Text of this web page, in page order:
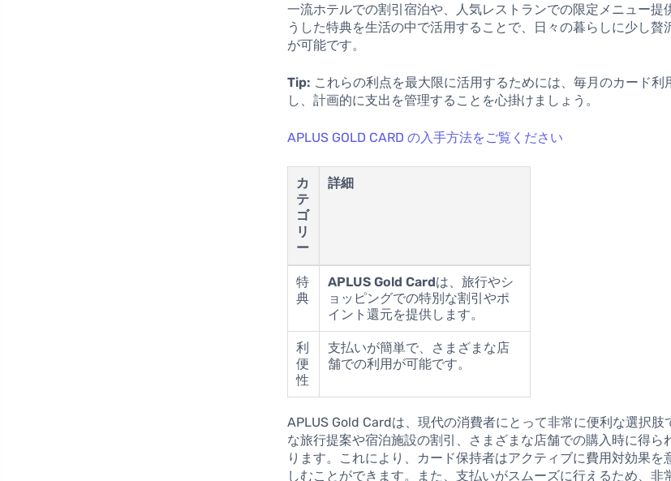
一流ホテルでの割引宿泊や、人気レストランでの限定メニュー提
うした特典を生活の中で活用することで、日々の暮らしに少し贅
が可能です。
Tip: これらの利点を最大限に活用するためには、毎月のカード利
し、計画的に支出を管理することを心掛けましょう。
APLUS GOLD CARD の入手方法をご覧ください
カ
テ
ゴ
リ
ー
詳細
特
典
APLUS Gold Cardは、旅行やシ
ョッピングでの特別な割引やポ
イント還元を提供します。
利
便
性
支払いが簡単で、さまざまな店
舗での利用が可能です。
APLUS Gold Cardは、現代の消費者にとって非常に便利な選択肢
な旅行提案や宿泊施設の割引、さまざまな店舗での購入時に得ら
ります。これにより、カード保持者はアクティブに費用対効果を
しむことができます。また、支払いがスムーズに行えるため、非